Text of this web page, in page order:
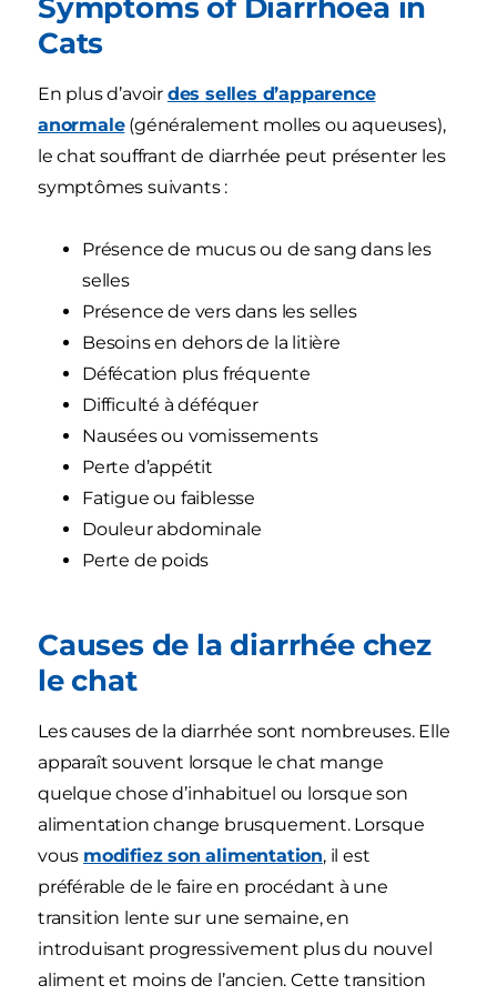
Symptoms of Diarrhoea in
Cats
En plus d’avoir des selles d’apparence
anormale(généralement molles ou aqueuses),
le chat souffrant de diarrhée peut présenter les
symptômes suivants :
Présence de mucus ou de sang dans les
selles
Présence de vers dans les selles
Besoins en dehors de la litière
Défécation plus fréquente
Difficulté à déféquer
Nausées ou vomissements
Perte d’appétit
Fatigue ou faiblesse
Douleur abdominale
Perte de poids
Causes de la diarrhée chez
le chat
Les causes de la diarrhée sont nombreuses. Elle
apparaît souvent lorsque le chat mange
quelque chose d’inhabituel ou lorsque son
alimentation change brusquement. Lorsque
vous modifiez son alimentation, il est
préférable de le faire en procédant à une
transition lente sur une semaine, en
introduisant progressivement plus du nouvel
aliment et moins de l’ancien. Cette transition